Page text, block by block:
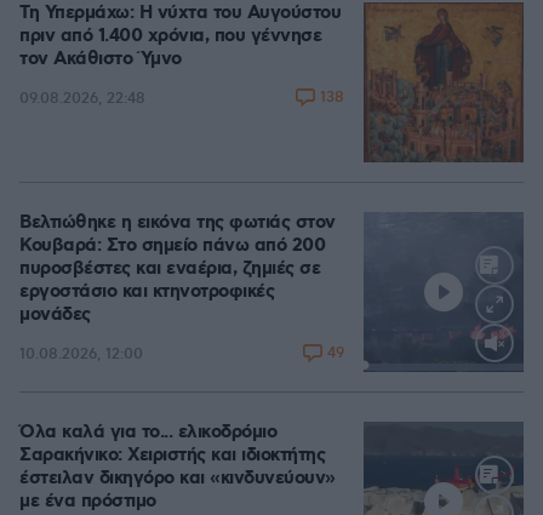
Τη Υπερμάχω: Η νύχτα του Αυγούστου
πριν από 1.400 χρόνια, που γέννησε
τον Ακάθιστο Ύμνο
09.08.2026, 22:48 138
Βελτιώθηκε η εικόνα της φωτιάς στον
Κουβαρά: Στο σημείο πάνω από 200
πυροσβέστες και εναέρια, ζημιές σε
εργοστάσιο και κτηνοτροφικές
μονάδες
10.08.2026, 12:00 49
Όλα καλά για το... ελικοδρόμιο
Σαρακήνικο: Χειριστής και ιδιοκτήτης
έστειλαν δικηγόρο και «κινδυνεύουν»
με ένα πρόστιμο